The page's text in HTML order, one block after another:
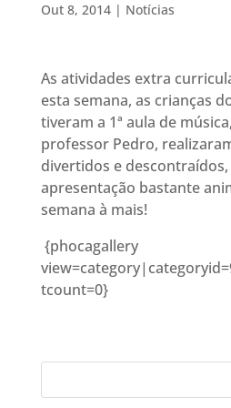
Out 8, 2014| Notícias
As atividades extra
esta semana, as crianças
tiveram a 1ª aula de
professor Pedro,
divertidos e
apresentação bastante
semana à mais!
{phocagallery
tcount=0}